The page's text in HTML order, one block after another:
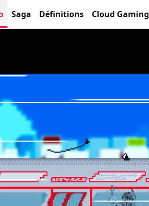
Saga Définitions Cloud Gaming